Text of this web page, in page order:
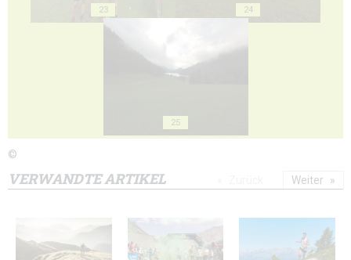
23 24
25
©
VERWANDTE ARTIKEL Weiter